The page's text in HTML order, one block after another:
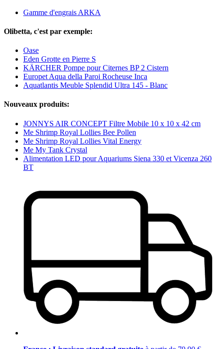
Gamme d'engrais ARKA
Olibetta, c'est par exemple:
Oase
Eden Grotte en Pierre S
KÄRCHER Pompe pour Citernes BP 2 Cistern
Europet Aqua della Paroi Rocheuse Inca
Aquatlantis Meuble Splendid Ultra 145 - Blanc
Nouveaux produits:
JONNYS AIR CONCEPT Filtre Mobile 10 x 10 x 42 cm
Me Shrimp Royal Lollies Bee Pollen
Me Shrimp Royal Lollies Vital Energy
Me My Tank Crystal
Alimentation LED pour Aquariums Siena 330 et Vicenza 260
BT